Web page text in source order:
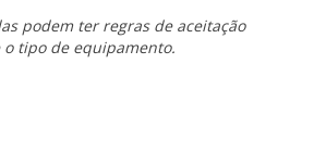
podem ter regras de aceitação
tipo de equipamento.